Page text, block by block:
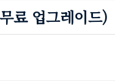
료 업그레이드)